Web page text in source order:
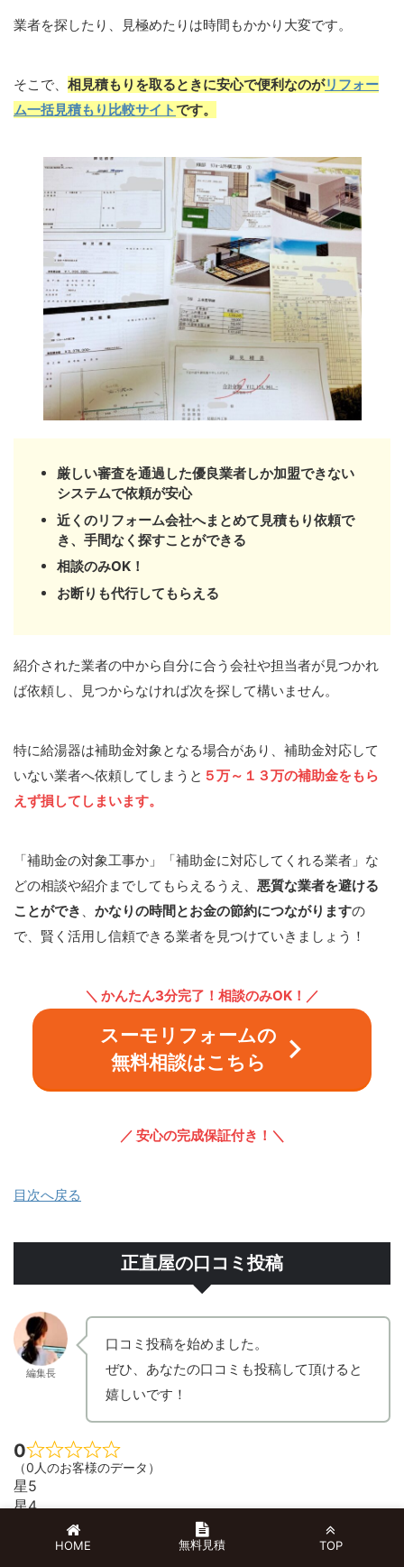
業者を探したり、見極めたりは時間もかかり大変です。
そこで、 相見積もりを取るときに安心で便利なのがリフォー
ム一括見積もり比較サイトです。
厳しい審査を通過した優良業者しか加盟できない
システムで依頼が安心
近くのリフォーム会社へまとめて見積もり依頼で
き、手間なく探すことができる
相談のみOK！
お断りも代行してもらえる
紹介された業者の中から自分に合う会社や担当者が見つかれ
ば依頼し、見つからなければ次を探して構いません。
特に給湯器は補助金対象となる場合があり、補助金対応して
いない業者へ依頼してしまうと ５万～１３万の補助金をもら
えず損してしまいます。
「補助金の対象工事か」「補助金に対応してくれる業者」な
どの相談や紹介までしてもらえるうえ、 悪質な業者を避ける
ことができ 、 かなりの時間とお金の節約につながりますの
で、賢く活用し信頼できる業者を見つけていきましょう！
＼ かんたん3分完了！相談のみOK！ ／
スーモリフォームの
無料相談はこちら
／ 安心の完成保証付き！ ＼
目次へ戻る
正直屋の口コミ投稿
編集長
口コミ投稿を始めました。
ぜひ、あなたの口コミも投稿して頂けると
嬉しいです！
0
（0人のお客様のデータ）
星5
星4
HOME 無料見積 TOP